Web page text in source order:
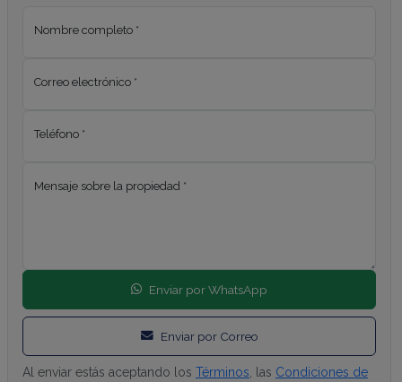
Nombre completo *
Correo electrónico *
Teléfono *
Mensaje sobre la propiedad *
Enviar por WhatsApp
Enviar por Correo
Al enviar estás aceptando los Términos , las Condiciones de